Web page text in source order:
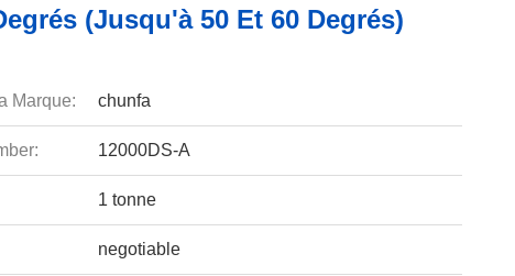
(jusqu'à 50 Et 60 Degrés)
Marque: chunfa
12000DS-A
1 tonne
negotiable